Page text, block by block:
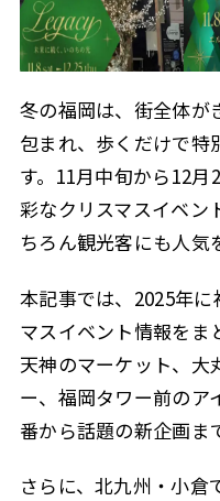
冬の福岡は、街全体が
包まれ、歩くだけで特
す。11月中旬から12
彩なクリスマスイベン
ちろん観光客にも人気
本記事では、2025年
マスイベント情報をま
天神のマーケット、大
ー、福岡タワー前のア
番から話題の新企画ま
さらに、北九州・小倉